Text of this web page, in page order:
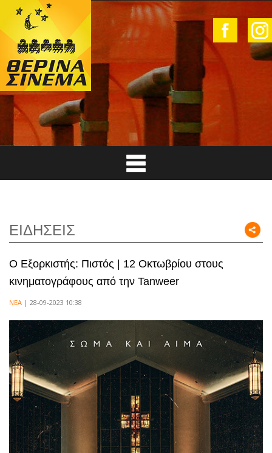
ΕΙΔΗΣΕΙΣ
Ο Εξορκιστής: Πιστός | 12 Οκτωβρίου στους
κινηματογράφους από την Tanweer
ΝΕΑ | 28-09-2023 10:38